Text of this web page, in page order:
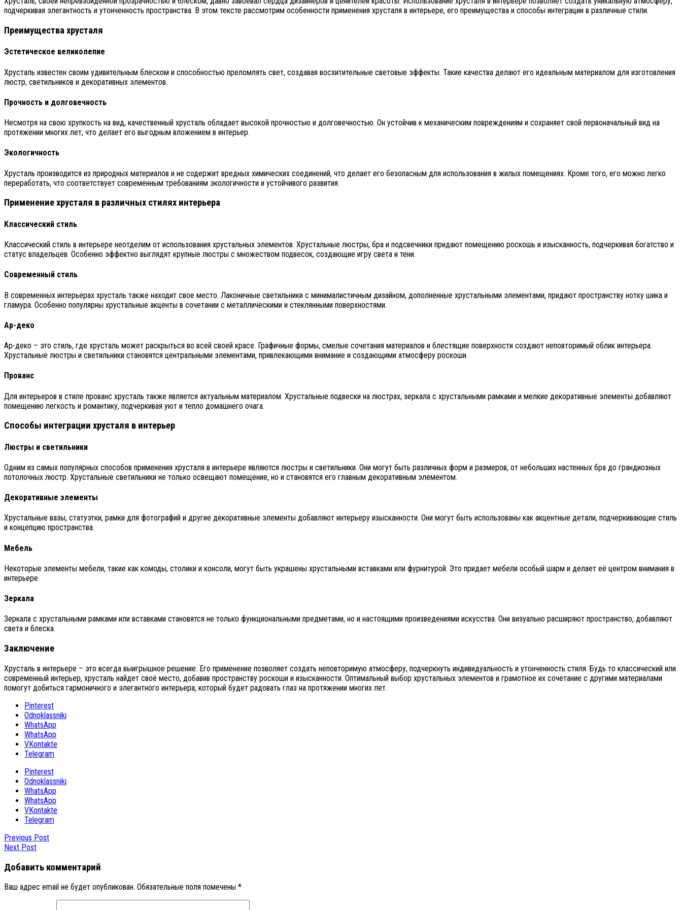
подчеркивая элегантность и утонченность пространства. В этом тексте рассмотрим особенности применения хрусталя в интерьере, его преимущества и способы интеграции в различные стили.
Преимущества хрусталя
Эстетическое великолепие
Хрусталь известен своим удивительным блеском и способностью преломлять свет, создавая восхитительные световые эффекты. Такие качества делают его идеальным материалом для изготовления
люстр, светильников и декоративных элементов.
Прочность и долговечность
Несмотря на свою хрупкость на вид, качественный хрусталь обладает высокой прочностью и долговечностью. Он устойчив к механическим повреждениям и сохраняет свой первоначальный вид на
протяжении многих лет, что делает его выгодным вложением в интерьер.
Экологичность
Хрусталь производится из природных материалов и не содержит вредных химических соединений, что делает его безопасным для использования в жилых помещениях. Кроме того, его можно легко
переработать, что соответствует современным требованиям экологичности и устойчивого развития.
Применение хрусталя в различных стилях интерьера
Классический стиль
Классический стиль в интерьере неотделим от использования хрустальных элементов. Хрустальные люстры, бра и подсвечники придают помещению роскошь и изысканность, подчеркивая богатство и
статус владельцев. Особенно эффектно выглядят крупные люстры с множеством подвесок, создающие игру света и тени.
Современный стиль
В современных интерьерах хрусталь также находит свое место. Лаконичные светильники с минималистичным дизайном, дополненные хрустальными элементами, придают пространству нотку шика и
гламура. Особенно популярны хрустальные акценты в сочетании с металлическими и стеклянными поверхностями.
Ар-деко
Ар-деко – это стиль, где хрусталь может раскрыться во всей своей красе. Графичные формы, смелые сочетания материалов и блестящие поверхности создают неповторимый облик интерьера.
Хрустальные люстры и светильники становятся центральными элементами, привлекающими внимание и создающими атмосферу роскоши.
Прованс
Для интерьеров в стиле прованс хрусталь также является актуальным материалом. Хрустальные подвески на люстрах, зеркала с хрустальными рамками и мелкие декоративные элементы добавляют
помещению легкость и романтику, подчеркивая уют и тепло домашнего очага.
Способы интеграции хрусталя в интерьер
Люстры и светильники
Одним из самых популярных способов применения хрусталя в интерьере являются люстры и светильники. Они могут быть различных форм и размеров, от небольших настенных бра до грандиозных
потолочных люстр. Хрустальные светильники не только освещают помещение, но и становятся его главным декоративным элементом.
Декоративные элементы
Хрустальные вазы, статуэтки, рамки для фотографий и другие декоративные элементы добавляют интерьеру изысканности. Они могут быть использованы как акцентные детали, подчеркивающие стиль
и концепцию пространства.
Мебель
Некоторые элементы мебели, такие как комоды, столики и консоли, могут быть украшены хрустальными вставками или фурнитурой. Это придает мебели особый шарм и делает её центром внимания в
интерьере.
Зеркала
Зеркала с хрустальными рамками или вставками становятся не только функциональными предметами, но и настоящими произведениями искусства. Они визуально расширяют пространство, добавляют
света и блеска.
Заключение
Хрусталь в интерьере – это всегда выигрышное решение. Его применение позволяет создать неповторимую атмосферу, подчеркнуть индивидуальность и утонченность стиля. Будь то классический или
современный интерьер, хрусталь найдет своё место, добавив пространству роскоши и изысканности. Оптимальный выбор хрустальных элементов и грамотное их сочетание с другими материалами
помогут добиться гармоничного и элегантного интерьера, который будет радовать глаз на протяжении многих лет.
Pinterest
Odnoklassniki
WhatsApp
WhatsApp
VKontakte
Telegram
Pinterest
Odnoklassniki
WhatsApp
WhatsApp
VKontakte
Telegram
Previous Post
Next Post
Добавить комментарий
Ваш адрес email не будет опубликован. Обязательные поля помечены *